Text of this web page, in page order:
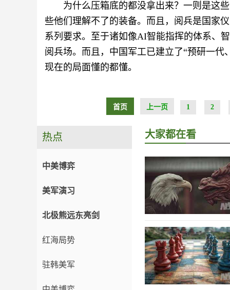
为什么压箱底的都没拿出来？一则是这
些他们理解不了的装备。而且，阅兵是国家
系列要求。至于诸如像AI智能指挥的体系、
阅兵场。而且，中国军工已建立了“预研一
现在的局面懂的都懂。
首页 上一页 1 2
热点
中美博弈
美军演习
北极熊远东亮剑
红海局势
驻韩美军
大家都在看